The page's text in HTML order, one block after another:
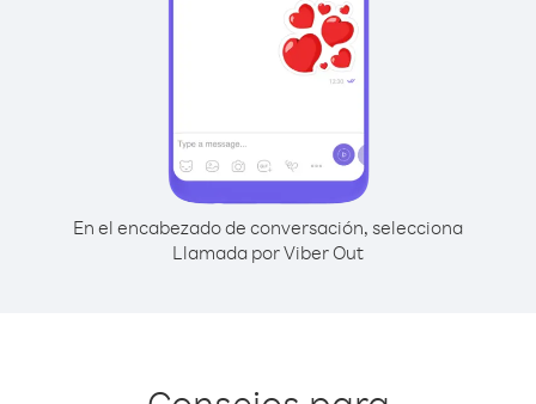
En el encabezado de conversación, selecciona
Llamada por Viber Out